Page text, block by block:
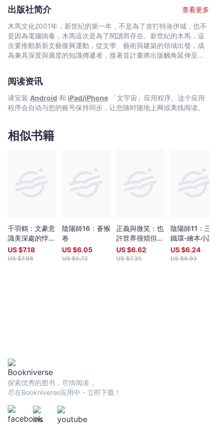
等
人
一
致
讚
-
佐
佐
讓
-
對嚴冬中接連發生的離奇命案，失去警方資源又孤身辦案的他，發
揮警探的靈敏嗅覺一步步逼近真相。 〈澳洲人喜歡的村子〉
一名慘遭勒斃的女子陳屍在山間別墅，仙道在好友的請託下來
到滑雪勝地調查這樁謀殺案，意外發現這座充滿異國氣息的小鎮上
人們充滿耳語、各懷鬼胎…… 〈在廢墟中乞求〉 一名賣淫
的女子遭鈍器砸爛臉慘死，男客卻消失無蹤。他回想起多年前那樁
老漁夫，仙道來到這片荒涼的海濱調查。表面上這場鬥毆致死事件
〈消失的女兒〉 警方在一名連續性侵犯家中被搜出一名失
蹤女子的物品，然而犯人卻已因車禍事故死亡，女子的下落陷入迷
室遭到重毆致死，而死者正是十七年前一樁命案的嫌疑人。難道多
年前的命案早已埋下了殺機？仙道的耳邊響起了熟悉的蕭邦琴聲。
郎文化獎。二○○八年以《警官之血》榮獲「這本推理小說了不
起」No.1、「這本警察小說了不起」All The Best No.3。二○一○
年以《在廢墟中祈求》榮獲直木獎。二○一六年獲頒日本推理文學
的最高榮譽──日本推理文學大獎。 著有《英龍傳》、《柏林飛
行指令》、《UNIT》、《天下城》、《大笑的警察》、《制服搜
查》、《警官之血》、《暴雪圈》、《巡查的假日》、《警官的條
塞》等書。最新作《撕裂的明天》（暫譯，裂けた明日）已於二○
出版社简介
查看更多
木馬文化2001年，新世紀的第一年，不是為了攻打特洛伊城，也不
是因為電腦病毒，木馬這次是為了閱讀而存在。新世紀的木馬，這
次要推動新新文藝復興運動，從文學、藝術與建築的領域出發，成
為兼具深度與廣度的知識傳遞者，接著並計畫將出版觸角延伸至百
阅读资讯
请安装 Android 和 iPad/iPhone 「文宇宙」应用程序。这个应用
程序会自动与您的账号保持同步，让您随时随地上网或离线阅读。
相似书籍
千羽鶴：文豪意
識美深處的悖德
與情欲，川端康
成餘生奉獻給日
US $7.18
US $7.98
陰陽師16：蒼猴
卷
US $6.05
US $6.72
正義與微笑：也
許世界很煩但沒
關係啊，太宰治
經典青春小說
US $6.62
US $7.35
陰陽師11：三
鐵環-繪本小說
US $6.24
US $6.93
探索优秀的图书，尽情阅读，
尽在Bookniverse应用中 - 立即下载！